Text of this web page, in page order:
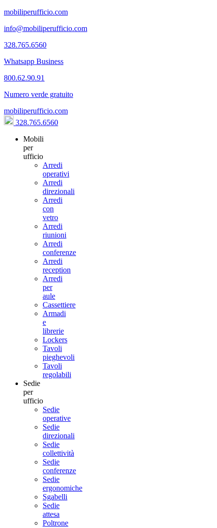
mobiliperufficio.com
info@mobiliperufficio.com
328.765.6560
Whatsapp Business
800.62.90.91
Numero verde gratuito
mobiliperufficio.com
328.765.6560
Mobili
per
ufficio
Arredi
operativi
Arredi
direzionali
Arredi
con
vetro
Arredi
riunioni
Arredi
conferenze
Arredi
reception
Arredi
per
aule
Cassettiere
Armadi
e
librerie
Lockers
Tavoli
pieghevoli
Tavoli
regolabili
Sedie
per
ufficio
Sedie
operative
Sedie
direzionali
Sedie
collettività
Sedie
conferenze
Sedie
ergonomiche
Sgabelli
Sedie
attesa
Poltrone